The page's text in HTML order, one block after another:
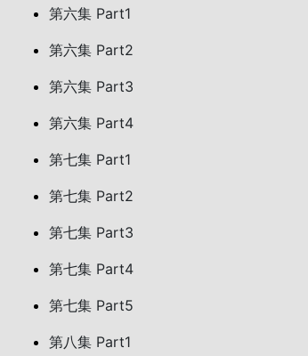
第六集 Part1
第六集 Part2
第六集 Part3
第六集 Part4
第七集 Part1
第七集 Part2
第七集 Part3
第七集 Part4
第七集 Part5
第八集 Part1